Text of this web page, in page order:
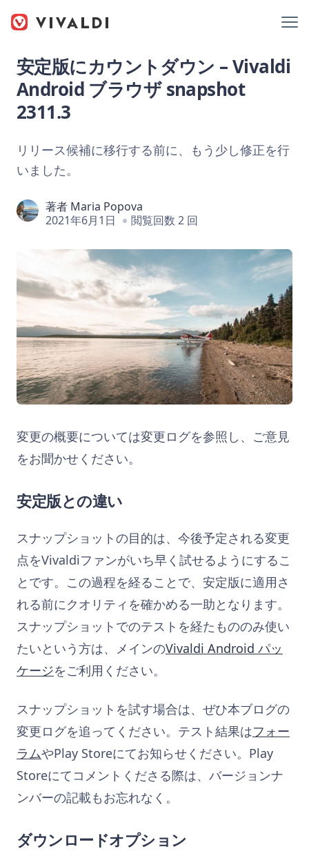
安定版にカウントダウン – Vivaldi
Android ブラウザ snapshot
2311.3
リリース候補に移行する前に、もう少し修正を行
いました。
著者 Maria Popova
2021年6月1日
閲覧回数 2 回
変更の概要については変更ログを参照し、ご意見
をお聞かせください。
安定版との違い
スナップショットの目的は、今後予定される変更
点をVivaldiファンがいち早く試せるようにするこ
とです。この過程を経ることで、安定版に適用さ
れる前にクオリティを確かめる一助となります。
スナップショットでのテストを経たもののみ使い
たいという方は、メインのVivaldi Android パッ
ケージをご利用ください。
スナップショットを試す場合は、ぜひ本ブログの
変更ログを追ってください。テスト結果はフォー
ラムやPlay Storeにてお知らせください。Play
Storeにてコメントくださる際は、バージョンナ
ンバーの記載もお忘れなく。
ダウンロードオプション